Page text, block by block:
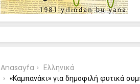
Anasayfa
Ελληνικά
«Καμπανάκι» για δημοφιλή φυτικά